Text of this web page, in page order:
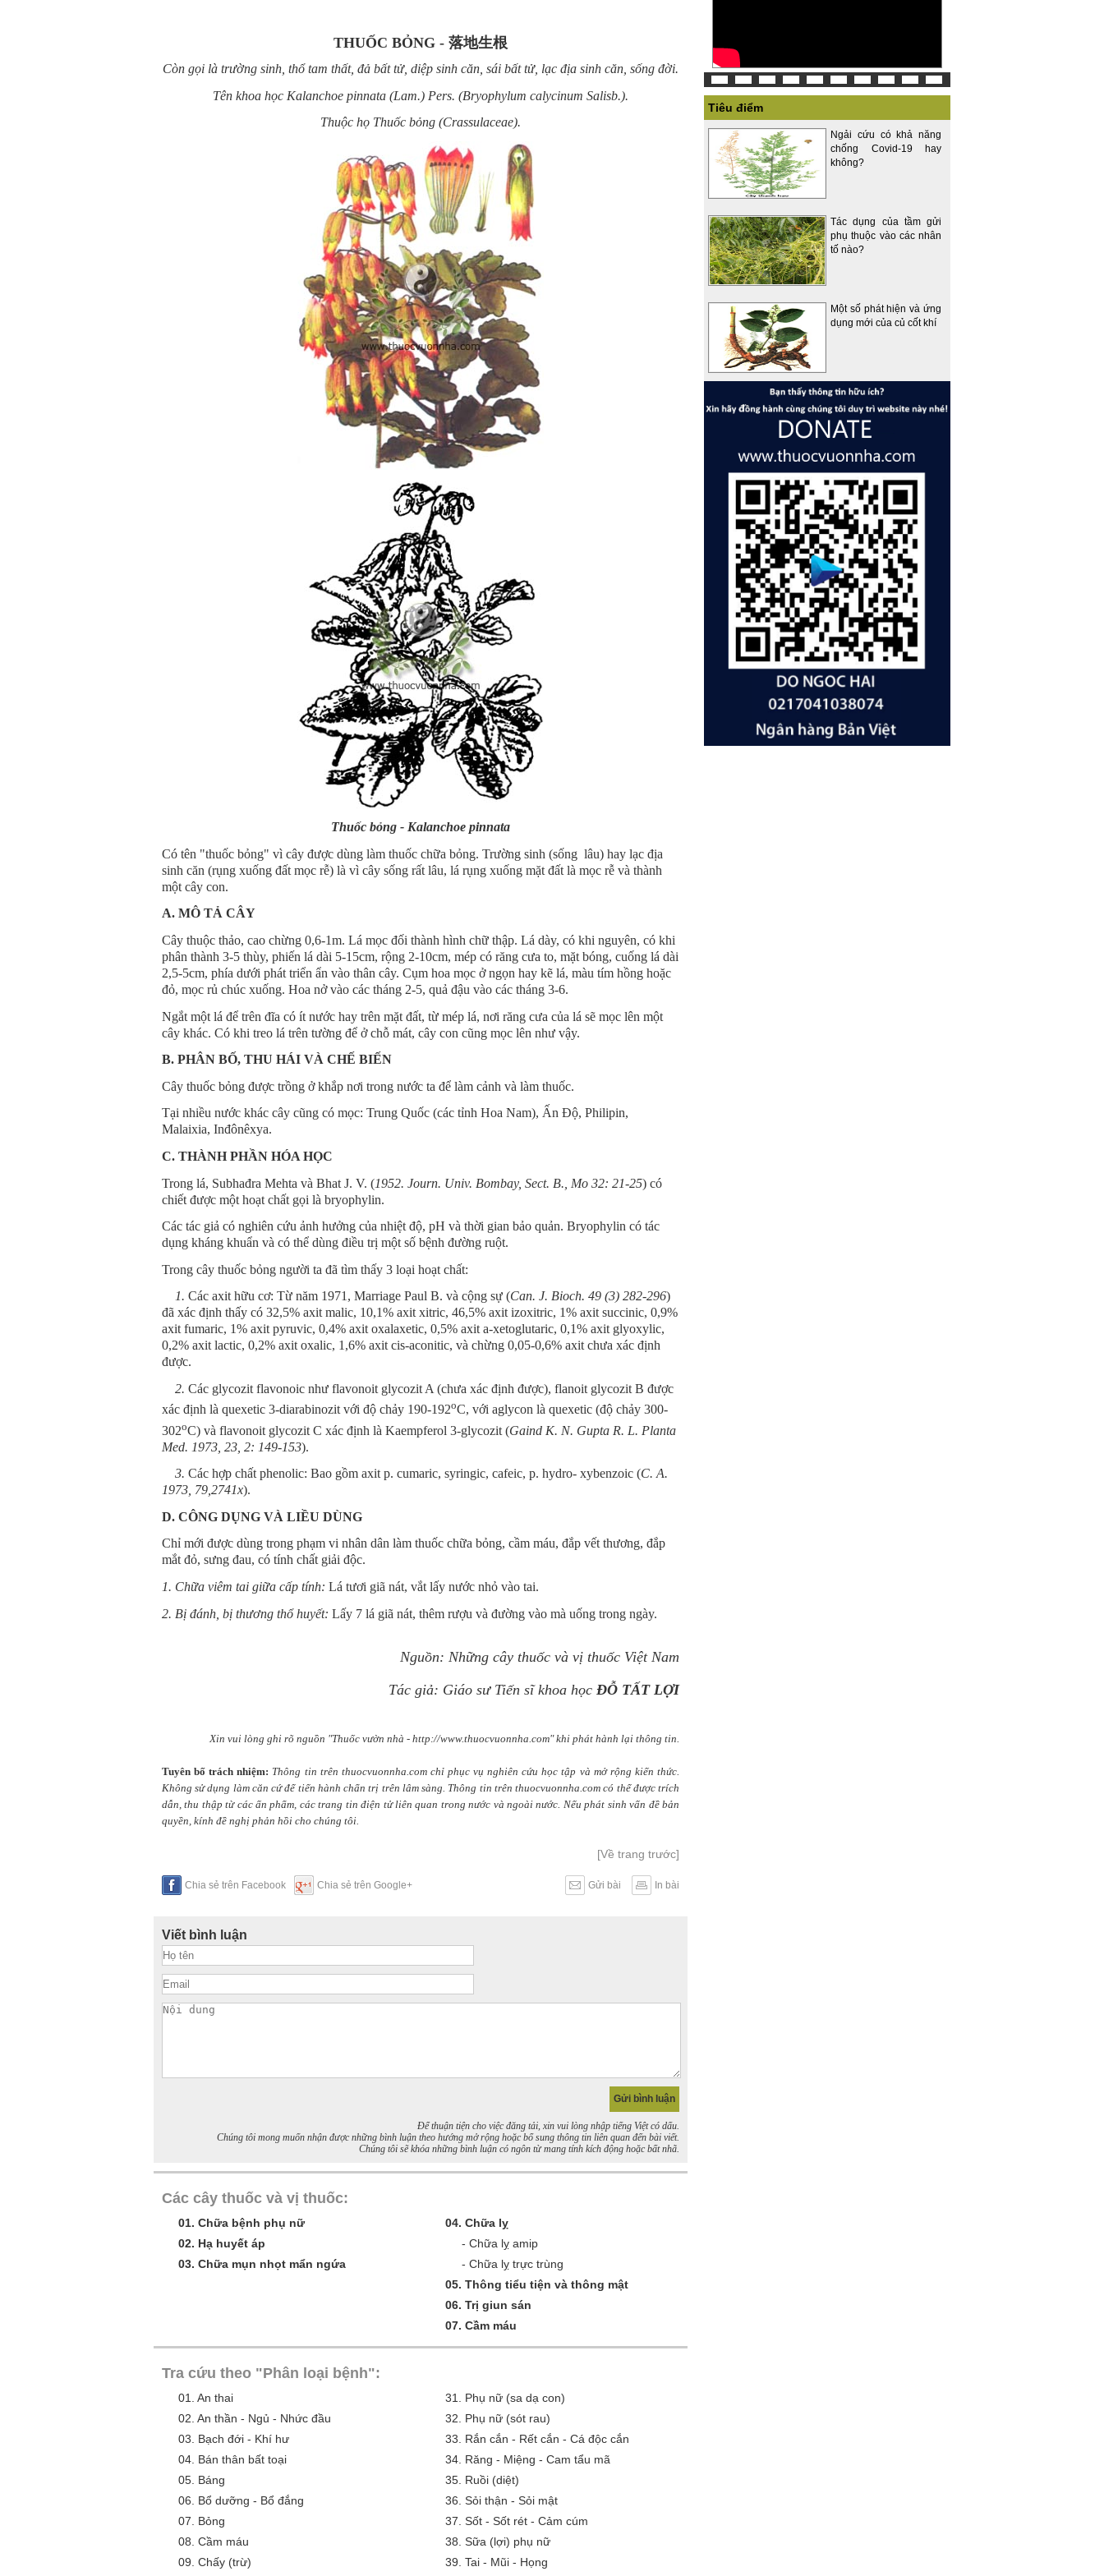
THUỐC BỎNG - 落地生根
Còn gọi là trường sinh, thổ tam thất, đả bất tử, diệp sinh căn, sái bất tử, lạc địa sinh căn, sống đời.
Tên khoa học Kalanchoe pinnata (Lam.) Pers. (Bryophylum calycinum Salisb.).
Thuộc họ Thuốc bỏng (Crassulaceae).
Thuốc bỏng - Kalanchoe pinnata
Có tên "thuốc bỏng" vì cây được dùng làm thuốc chữa bỏng. Trường sinh (sống lâu) hay lạc địa
sinh căn (rụng xuống đất mọc rễ) là vì cây sống rất lâu, lá rụng xuống mặt đất là mọc rễ và thành
một cây con.
A. MÔ TẢ CÂY
Cây thuộc thảo, cao chừng 0,6-1m. Lá mọc đối thành hình chữ thập. Lá dày, có khi nguyên, có khi
phân thành 3-5 thùy, phiến lá dài 5-15cm, rộng 2-10cm, mép có răng cưa to, mặt bóng, cuống lá dài
2,5-5cm, phía dưới phát triển ẩn vào thân cây. Cụm hoa mọc ở ngọn hay kẽ lá, màu tím hồng hoặc
đỏ, mọc rủ chúc xuống. Hoa nở vào các tháng 2-5, quả đậu vào các tháng 3-6.
Ngắt một lá để trên đĩa có ít nước hay trên mặt đất, từ mép lá, nơi răng cưa của lá sẽ mọc lên một
cây khác. Có khi treo lá trên tường để ở chỗ mát, cây con cũng mọc lên như vậy.
B. PHÂN BỐ, THU HÁI VÀ CHẾ BIẾN
Cây thuốc bỏng được trồng ở khắp nơi trong nước ta để làm cảnh và làm thuốc.
Tại nhiều nước khác cây cũng có mọc: Trung Quốc (các tỉnh Hoa Nam), Ấn Độ, Philipin,
Malaixia, Inđônêxya.
C. THÀNH PHẦN HÓA HỌC
Trong lá, Subhađra Mehta và Bhat J. V. (1952. Journ. Univ. Bombay, Sect. B., Mo 32: 21-25) có
chiết được một hoạt chất gọi là bryophylin.
Các tác giả có nghiên cứu ảnh hưởng của nhiệt độ, pH và thời gian bảo quản. Bryophylin có tác
dụng kháng khuẩn và có thể dùng điều trị một số bệnh đường ruột.
Trong cây thuốc bỏng người ta đã tìm thấy 3 loại hoạt chất:
1. Các axit hữu cơ: Từ năm 1971, Marriage Paul B. và cộng sự (Can. J. Bioch. 49 (3) 282-296)
đã xác định thấy có 32,5% axit malic, 10,1% axit xitric, 46,5% axit izoxitric, 1% axit succinic, 0,9%
axit fumaric, 1% axit pyruvic, 0,4% axit oxalaxetic, 0,5% axit a-xetoglutaric, 0,1% axit glyoxylic,
0,2% axit lactic, 0,2% axit oxalic, 1,6% axit cis-aconitic, và chừng 0,05-0,6% axit chưa xác định
được.
2. Các glycozit flavonoic như flavonoit glycozit A (chưa xác định được), flanoit glycozit B được
xác định là quexetic 3-diarabinozit với độ chảy 190-192oC, với aglycon là quexetic (độ chảy 300-
302oC) và flavonoit glycozit C xác định là Kaempferol 3-glycozit (Gaind K. N. Gupta R. L. Planta
Med. 1973, 23, 2: 149-153).
3. Các hợp chất phenolic: Bao gồm axit p. cumaric, syringic, cafeic, p. hydro- xybenzoic (C. A.
1973, 79,2741x).
D. CÔNG DỤNG VÀ LIỀU DÙNG
Chỉ mới được dùng trong phạm vi nhân dân làm thuốc chữa bỏng, cầm máu, đắp vết thương, đắp
mắt đỏ, sưng đau, có tính chất giải độc.
1. Chữa viêm tai giữa cấp tính: Lá tươi giã nát, vắt lấy nước nhỏ vào tai.
2. Bị đánh, bị thương thổ huyết: Lấy 7 lá giã nát, thêm rượu và đường vào mà uống trong ngày.
Nguồn: Những cây thuốc và vị thuốc Việt Nam
Tác giả: Giáo sư Tiến sĩ khoa học ĐỖ TẤT LỢI
Xin vui lòng ghi rõ nguồn "Thuốc vườn nhà - http://www.thuocvuonnha.com" khi phát hành lại thông tin.
Tuyên bố trách nhiệm: Thông tin trên thuocvuonnha.com chỉ phục vụ nghiên cứu học tập và mở rộng kiến thức.
Không sử dụng làm căn cứ để tiến hành chẩn trị trên lâm sàng. Thông tin trên thuocvuonnha.com có thể được trích
dẫn, thu thập từ các ấn phẩm, các trang tin điện tử liên quan trong nước và ngoài nước. Nếu phát sinh vấn đề bản
quyền, kính đề nghị phản hồi cho chúng tôi.
[Về trang trước]
Chia sẻ trên Facebook Chia sẻ trên Google+ Gửi bài In bài
Viết bình luận
Để thuận tiện cho việc đăng tải, xin vui lòng nhập tiếng Việt có dấu.
Chúng tôi mong muốn nhận được những bình luận theo hướng mở rộng hoặc bổ sung thông tin liên quan đến bài viết.
Chúng tôi sẽ khóa những bình luận có ngôn từ mang tính kích động hoặc bất nhã.
Các cây thuốc và vị thuốc:
01. Chữa bệnh phụ nữ
02. Hạ huyết áp
03. Chữa mụn nhọt mẩn ngứa
04. Chữa lỵ
- Chữa lỵ amip
- Chữa lỵ trực trùng
05. Thông tiểu tiện và thông mật
06. Trị giun sán
07. Cầm máu
Tra cứu theo "Phân loại bệnh":
01. An thai
02. An thần - Ngủ - Nhức đầu
03. Bạch đới - Khí hư
04. Bán thân bất toại
05. Báng
06. Bổ dưỡng - Bổ đắng
07. Bỏng
08. Cầm máu
09. Chấy (trừ)
31. Phụ nữ (sa dạ con)
32. Phụ nữ (sót rau)
33. Rắn cắn - Rết cắn - Cá độc cắn
34. Răng - Miệng - Cam tẩu mã
35. Ruồi (diệt)
36. Sỏi thận - Sỏi mật
37. Sốt - Sốt rét - Cảm cúm
38. Sữa (lợi) phụ nữ
39. Tai - Mũi - Họng
Tiêu điểm
Ngải cứu có khả năng
chống Covid-19 hay
không?
Tác dụng của tầm gửi
phụ thuộc vào các nhân
tố nào?
Một số phát hiện và ứng
dụng mới của củ cốt khí